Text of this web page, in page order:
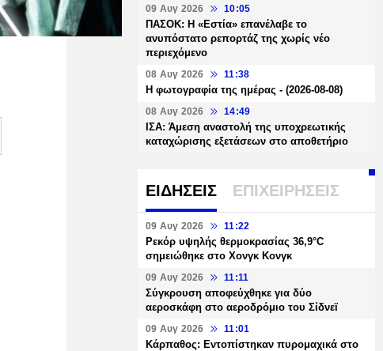
09 Αυγ 2026 10:05
ΠΑΣΟΚ: Η «Εστία» επανέλαβε το
ανυπόστατο ρεπορτάζ της χωρίς νέο
περιεχόμενο
08 Αυγ 2026 11:38
Η φωτογραφία της ημέρας - (2026-08-08)
08 Αυγ 2026 14:49
ΙΣΑ: Άμεση αναστολή της υποχρεωτικής
καταχώρισης εξετάσεων στο αποθετήριο
ΕΙΔΗΣΕΙΣ ΕΠΙΧΕΙΡΗΣΕΙΣ
09 Αυγ 2026 11:22
Ρεκόρ υψηλής θερμοκρασίας 36,9°C
σημειώθηκε στο Χονγκ Κονγκ
09 Αυγ 2026 11:11
Σύγκρουση αποφεύχθηκε για δύο
αεροσκάφη στο αεροδρόμιο του Σίδνεϊ
09 Αυγ 2026 11:01
Κάρπαθος: Εντοπίστηκαν πυρομαχικά στο